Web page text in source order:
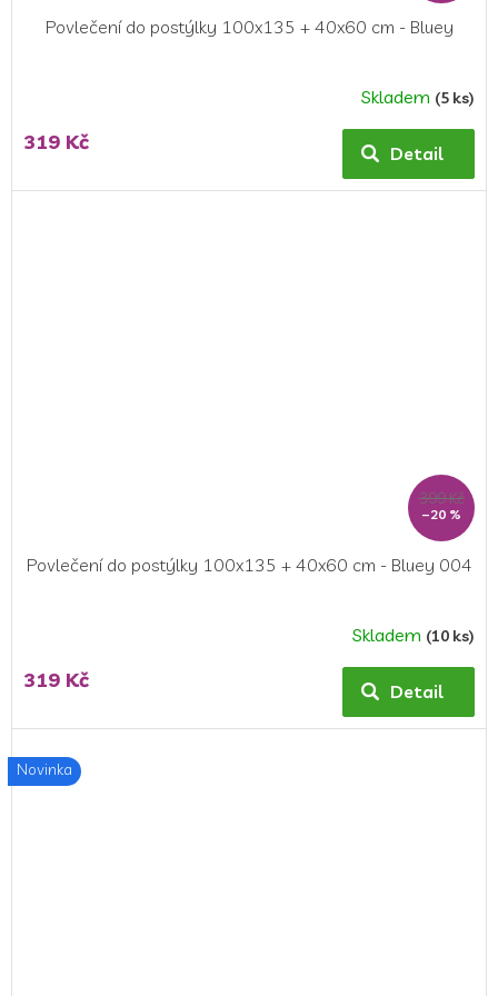
Povlečení do postýlky 100x135 + 40x60 cm - Bluey
produktu
5,0
Skladem (5 ks)
319 Kč Detail
399 Kč
–20 %
Povlečení do postýlky 100x135 + 40x60 cm - Bluey 004
Skladem (10 ks)
319 Kč Detail
Novinka